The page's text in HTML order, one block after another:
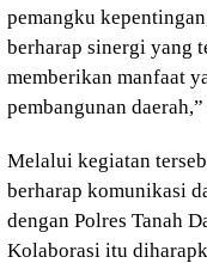
pemangku
berharap sinergi yang
memberikan manfaat
pembangunan
Melalui kegiatan
berharap komunikasi
dengan Polres Tanah
Kolaborasi itu